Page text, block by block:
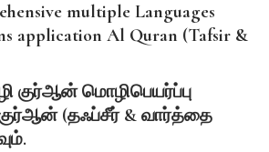
multiple Languages
application Al Quran (Tafsir &
குர்ஆன்மொழிபெயர்ப்பு
(தஃப்சீர் & வார்த்தை